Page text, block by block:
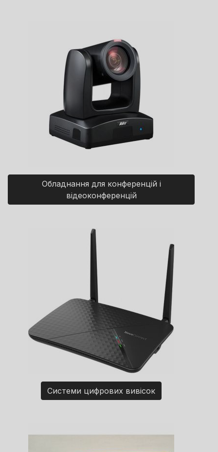
Обладнання для конференцій і
відеоконференцій
Системи цифрових вивісок